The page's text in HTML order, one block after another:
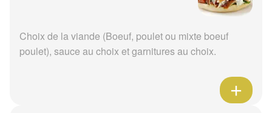
Choix de la viande (Boeuf, poulet ou mixte boeuf
poulet), sauce au choix et garnitures au choix.